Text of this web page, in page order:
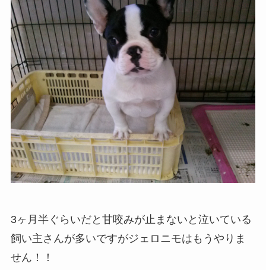
3ヶ月半ぐらいだと甘咬みが止まないと泣いている
飼い主さんが多いですがジェロニモはもうやりま
せん！！